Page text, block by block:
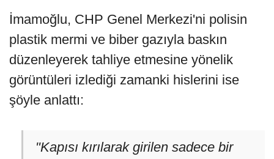
İmamoğlu, CHP Genel Merkezi'ni polisin
plastik mermi ve biber gazıyla baskın
düzenleyerek tahliye etmesine yönelik
görüntüleri izlediği zamanki hislerini ise
şöyle anlattı:
"Kapısı kırılarak girilen sadece bir